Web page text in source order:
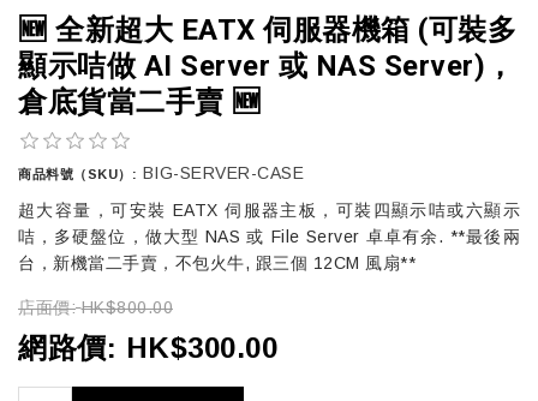
🆕 全新超大 EATX 伺服器機箱 (可裝多
顯示咭做 AI Server 或 NAS Server)，
倉底貨當二手賣 🆕
商品料號（SKU）: BIG-SERVER-CASE
超大容量，可安裝 EATX 伺服器主板，可裝四顯示咭或六顯示
咭，多硬盤位，做大型 NAS 或 File Server 卓卓有余. **最後兩
台，新機當二手賣，不包火牛, 跟三個 12CM 風扇**
店面價: HK$800.00
網路價: HK$300.00